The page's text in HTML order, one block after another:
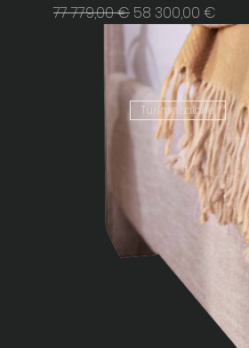
Regular Price
77 779,00 € Sale Price
58 300,00 €
Turime salone